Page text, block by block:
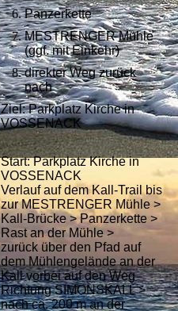
Panzerkette
MESTRENGER Mühle
(ggf. mit Einkehr)
direkter Weg zurück
nach
Ziel: Parkplatz Kirche in
VOSSENACK
Start: Parkplatz Kirche in
VOSSENACK
Verlauf auf dem Kall-Trail bis
zur MESTRENGER Mühle >
Kall-Brücke > Panzerkette >
Rast an der Mühle >
zurück über den Pfad auf
dem Mühlengelände an der
Kall vorbei auf den Weg
Richtung SIMONSKALL >
nach ca. 200 m an der